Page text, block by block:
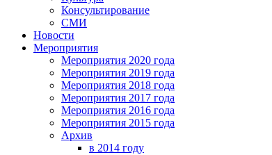
Консультирование
СМИ
Новости
Мероприятия
Мероприятия 2020 года
Мероприятия 2019 года
Мероприятия 2018 годa
Мероприятия 2017 года
Мероприятия 2016 года
Мероприятия 2015 года
Архив
в 2014 году